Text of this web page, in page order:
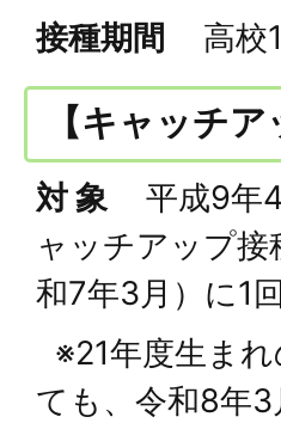
接種期間
高校1
【キャッチ
対 象平成9年4
ャッチアップ
和7年3月）に1
※21年度生ま
ても、令和8年